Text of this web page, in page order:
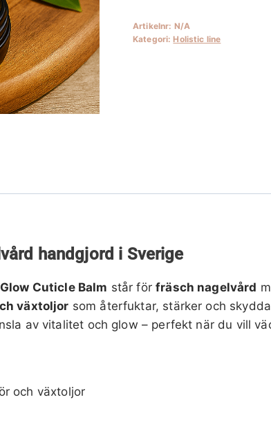
Artikelnr: N/A
Kategori:Holistic line
handgjord i Sverige
Cuticle Balm står förfräsch nagelvård
växtoljor som återfuktar, stärker och
av vitalitet och glow – perfekt när du vill
och växtoljor